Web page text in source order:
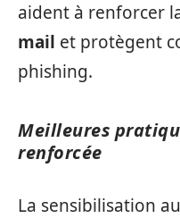
aident à renforcer
mail et protègent
phishing.
Meilleures
renforcée
La sensibilisation